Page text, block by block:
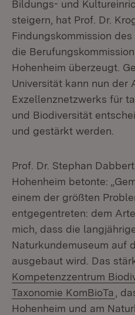
Bildungs- und
steigern, hat Prof. Dr.
Findungskommission
die
Hohenheim überzeugt.
Universität kann nun der
Exzellenznetzwerks für
und Biodiversität
und gestärkt werden.
Prof. Dr. Stephan
Hohenheim betonte:
einem der größten
entgegentreten: dem
mich, dass die
Naturkundemuseum auf
ausgebaut wird. Das
Kompetenzzentrum
Taxonomie KomBioTa
,
Hohenheim und am